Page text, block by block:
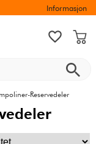
Informasjon
Reservedeler